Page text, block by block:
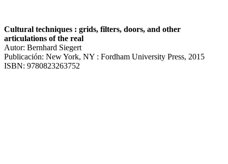
Cultural techniques : grids, filters, doors, and other
articulations of the real
Autor: Bernhard Siegert
Publicación: New York, NY : Fordham University Press, 2015
ISBN: 9780823263752